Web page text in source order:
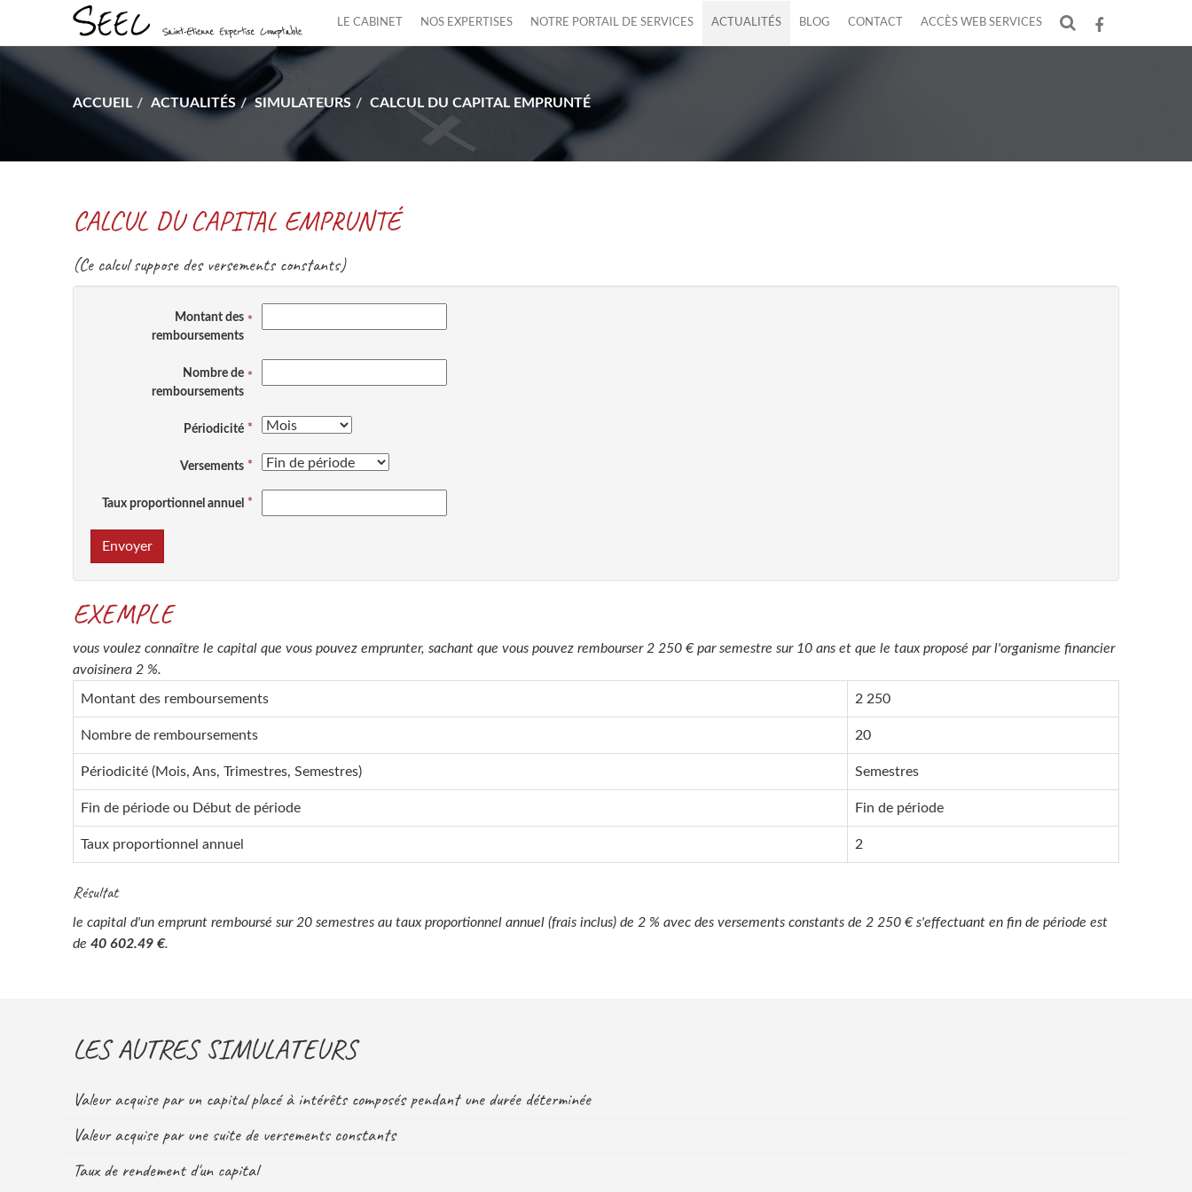
LE CABINET NOS EXPERTISES NOTRE PORTAIL DE SERVICES ACTUALITÉS BLOG CONTACT ACCÈS WEB SERVICES F
ACCUEIL ACTUALITÉS SIMULATEURS CALCUL DU CAPITAL EMPRUNTÉ
CALCUL DU CAPITAL EMPRUNTÉ
(Ce calcul suppose des versements constants)
Montant des
remboursements
Nombre de
remboursements
Périodicité
Versements
Taux proportionnel annuel
Envoyer
EXEMPLE
vous voulez connaître le capital que vous pouvez emprunter, sachant que vous pouvez rembourser 2 250 € par semestre sur 10 ans et que le taux proposé par l'organisme financier
avoisinera 2 %.
Montant des remboursements 2 250
Nombre de remboursements 20
Périodicité (Mois, Ans, Trimestres, Semestres) Semestres
Fin de période ou Début de période Fin de période
Taux proportionnel annuel 2
Résultat
le capital d'un emprunt remboursé sur 20 semestres au taux proportionnel annuel (frais inclus) de 2 % avec des versements constants de 2 250 € s'effectuant en fin de période est
de 40 602.49 €.
LES AUTRES SIMULATEURS
Valeur acquise par un capital placé à intérêts composés pendant une durée déterminée
Valeur acquise par une suite de versements constants
Taux de rendement d'un capital